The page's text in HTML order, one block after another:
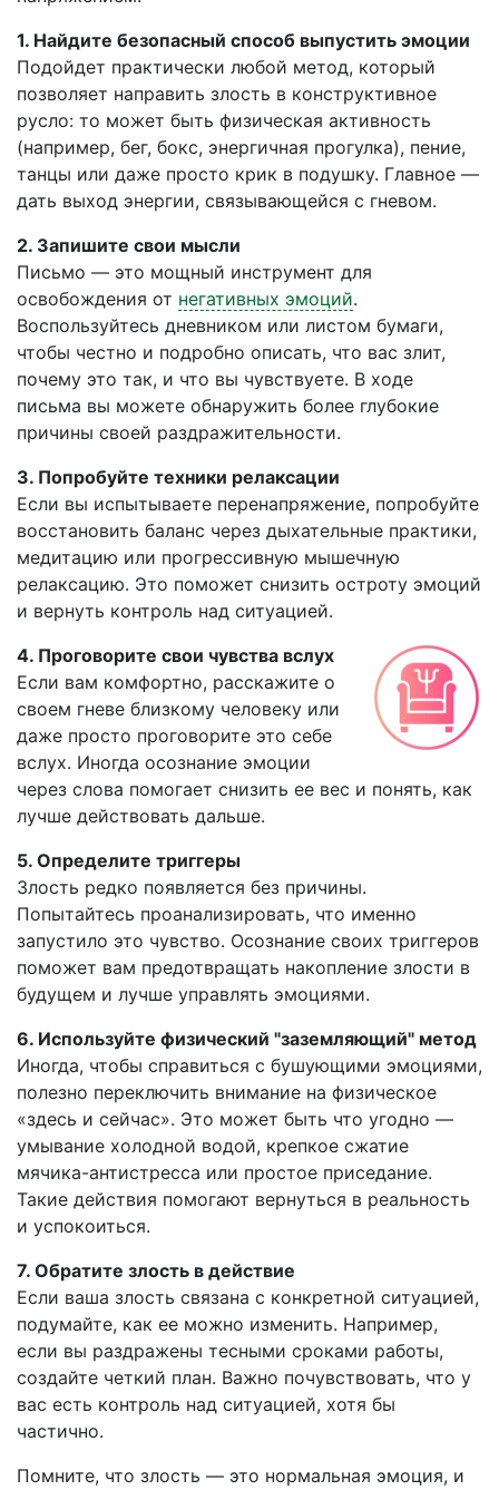
1. Найдите безопасный способ выпустить эмоции
Подойдет практически любой метод, который
позволяет направить злость в конструктивное
русло: то может быть физическая активность
(например, бег, бокс, энергичная прогулка), пение,
танцы или даже просто крик в подушку. Главное —
дать выход энергии, связывающейся с гневом.
2. Запишите свои мысли
Письмо — это мощный инструмент для
освобождения от негативных эмоций.
Воспользуйтесь дневником или листом бумаги,
чтобы честно и подробно описать, что вас злит,
почему это так, и что вы чувствуете. В ходе
письма вы можете обнаружить более глубокие
причины своей раздражительности.
3. Попробуйте техники релаксации
Если вы испытываете перенапряжение, попробуйте
восстановить баланс через дыхательные практики,
медитацию или прогрессивную мышечную
релаксацию. Это поможет снизить остроту эмоций
и вернуть контроль над ситуацией.
4. Проговорите свои чувства вслух
Если вам комфортно, расскажите о
своем гневе близкому человеку или
даже просто проговорите это себе
вслух. Иногда осознание эмоции
через слова помогает снизить ее вес и понять, как
лучше действовать дальше.
5. Определите триггеры
Злость редко появляется без причины.
Попытайтесь проанализировать, что именно
запустило это чувство. Осознание своих триггеров
поможет вам предотвращать накопление злости в
будущем и лучше управлять эмоциями.
6. Используйте физический "заземляющий" метод
Иногда, чтобы справиться с бушующими эмоциями,
полезно переключить внимание на физическое
«здесь и сейчас». Это может быть что угодно —
умывание холодной водой, крепкое сжатие
мячика-антистресса или простое приседание.
Такие действия помогают вернуться в реальность
и успокоиться.
7. Обратите злость в действие
Если ваша злость связана с конкретной ситуацией,
подумайте, как ее можно изменить. Например,
если вы раздражены тесными сроками работы,
создайте четкий план. Важно почувствовать, что у
вас есть контроль над ситуацией, хотя бы
частично.
Помните, что злость — это нормальная эмоция, и